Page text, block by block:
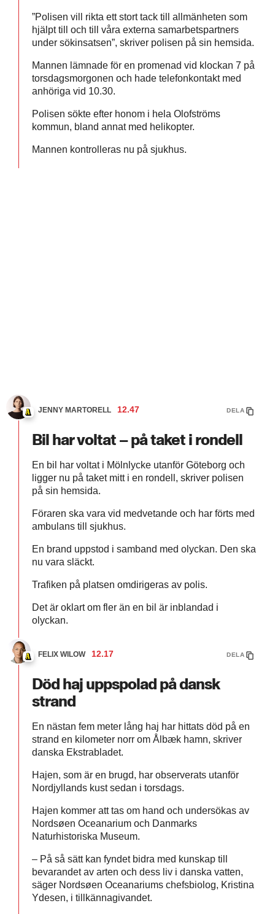
”Polisen vill rikta ett stort tack till allmänheten som
hjälpt till och till våra externa samarbetspartners
under sökinsatsen”, skriver polisen på sin hemsida.
Mannen lämnade för en promenad vid klockan 7 på
torsdagsmorgonen och hade telefonkontakt med
anhöriga vid 10.30.
Polisen sökte efter honom i hela Olofströms
kommun, bland annat med helikopter.
Mannen kontrolleras nu på sjukhus.
JENNY MARTORELL 12.47 DELA
Bil har voltat – på taket i rondell
En bil har voltat i Mölnlycke utanför Göteborg och
ligger nu på taket mitt i en rondell, skriver polisen
på sin hemsida.
Föraren ska vara vid medvetande och har förts med
ambulans till sjukhus.
En brand uppstod i samband med olyckan. Den ska
nu vara släckt.
Trafiken på platsen omdirigeras av polis.
Det är oklart om fler än en bil är inblandad i
olyckan.
FELIX WILOW 12.17 DELA
Död haj uppspolad på dansk
strand
En nästan fem meter lång haj har hittats död på en
strand en kilometer norr om Ålbæk hamn, skriver
danska Ekstrabladet.
Hajen, som är en brugd, har observerats utanför
Nordjyllands kust sedan i torsdags.
Hajen kommer att tas om hand och undersökas av
Nordsøen Oceanarium och Danmarks
Naturhistoriska Museum.
– På så sätt kan fyndet bidra med kunskap till
bevarandet av arten och dess liv i danska vatten,
säger Nordsøen Oceanariums chefsbiolog, Kristina
Ydesen, i tillkännagivandet.